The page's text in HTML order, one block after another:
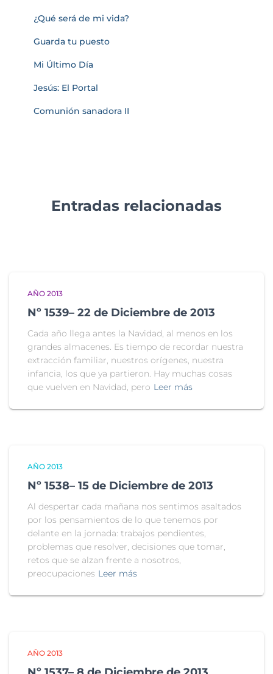
¿Qué será de mi vida?
Guarda tu puesto
Mi Último Día
Jesús: El Portal
Comunión sanadora II
Entradas relacionadas
AÑO 2013
Nº 1539– 22 de Diciembre de 2013
Cada año llega antes la Navidad, al menos en los
grandes almacenes. Es tiempo de recordar nuestra
extracción familiar, nuestros orígenes, nuestra
infancia, los que ya partieron. Hay muchas cosas
que vuelven en Navidad, pero Leer más
AÑO 2013
Nº 1538– 15 de Diciembre de 2013
Al despertar cada mañana nos sentimos asaltados
por los pensamientos de lo que tenemos por
delante en la jornada: trabajos pendientes,
problemas que resolver, decisiones que tomar,
retos que se alzan frente a nosotros,
preocupaciones Leer más
AÑO 2013